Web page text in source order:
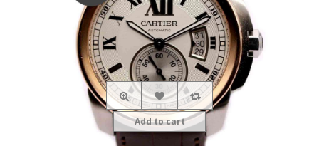
Add to cart